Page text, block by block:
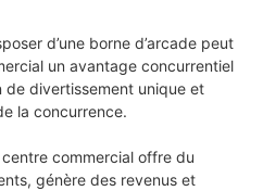
d’une borne d’arcade peut
un avantage concurrentiel
de divertissement unique et
la concurrence.
commercial offre du
génère des revenus et